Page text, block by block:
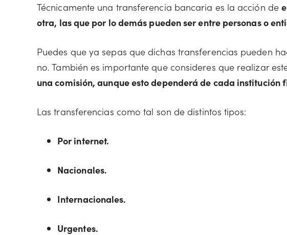
Técnicamente una transferencia bancaria es la acción de
otra, las que por lo demás pueden ser entre personas o
Puedes que ya sepas que dichas transferencias pueden
no. También es importante que consideres que realizar
una comisión, aunque esto dependerá de cada institución
Las transferencias como tal son de distintos tipos:
Por internet.
Nacionales.
Internacionales.
Urgentes.